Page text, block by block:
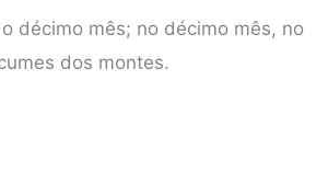
décimo mês; no décimo mês, no
dos montes.